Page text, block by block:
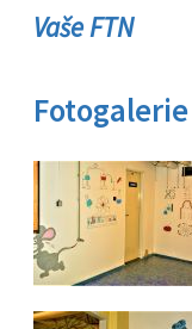
Vaše FTN
Fotogalerie